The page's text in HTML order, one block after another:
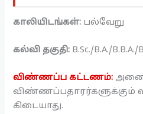
காலியிடங்கள்: பல்வேறு
கல்வி தகுதி: B.Sc./B.A./B.B.A./
விண்ணப்ப கட்டணம்:
கிடையாது.